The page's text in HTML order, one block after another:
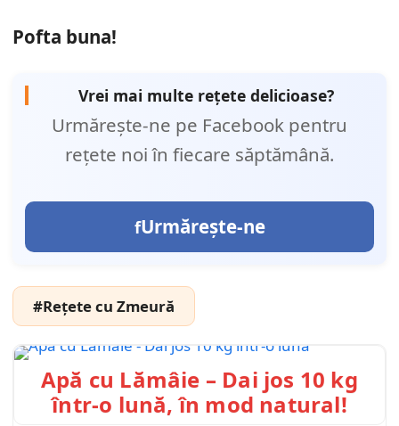
Pofta buna!
Vrei mai multe rețete delicioase?
Urmărește-ne pe Facebook pentru
rețete noi în fiecare săptămână.
Urmărește-ne
#Rețete cu Zmeură
Apă cu Lămâie – Dai jos 10 kg
într-o lună, în mod natural!